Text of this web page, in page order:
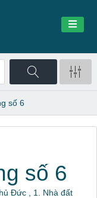
số 6
số 6
Đức , 1. Nhà đất